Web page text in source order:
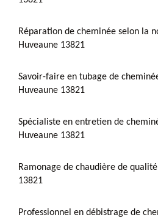
Réparation de cheminée selon la
Huveaune 13821
Savoir-faire en tubage de
Huveaune 13821
Spécialiste en entretien de
Huveaune 13821
Ramonage de chaudière de
13821
Professionnel en débistrage de